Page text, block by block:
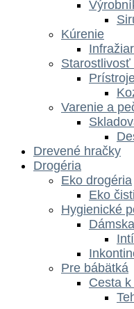
Kúrenie
Varenie a
Drevené hračky
Drogéria
Eko drogéria
Eko
Hygienické
Pre bábätká
Cesta